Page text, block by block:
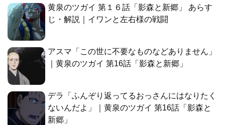
黄泉のツガイ 第１６話「影森と新郷」 あらす
じ・解説｜イワンと左右様の戦闘
アスマ「この世に不要なものなどありません」
｜黄泉のツガイ 第16話「影森と新郷」
デラ「ふんぞり返ってるおっさんにはなりたく
ないんだよ」｜黄泉のツガイ 第16話「影森と
新郷」